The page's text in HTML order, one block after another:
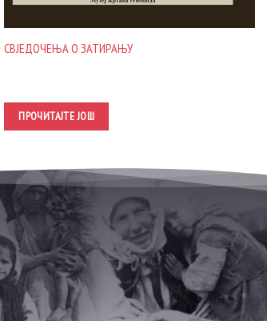
СВЈЕДОЧЕЊА О ЗАТИРАЊУ
ПРОЧИТАЈТЕ ЈОШ